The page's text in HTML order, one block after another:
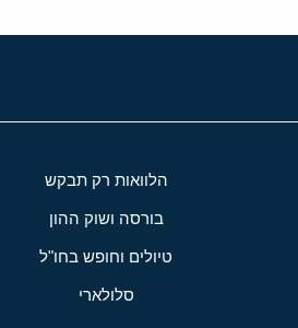
הלוואות רק תבקש
בורסה ושוק ההון
טיולים וחופש בחו"ל
סלולארי